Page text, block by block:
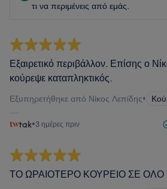
τι να περιμένεις από εμάς.
Εξαιρετικό περιβάλλον. Επίσης ο
κούρεψε καταπληκτικός.
Εξυπηρετήθηκε από Νίκος Λεπίδης•
tak•3 ημέρες πριν
ΤΟ ΩΡΑΙΟΤΕΡΟ ΚΟΥΡΕΙΟ ΣΕ ΟΛΟ